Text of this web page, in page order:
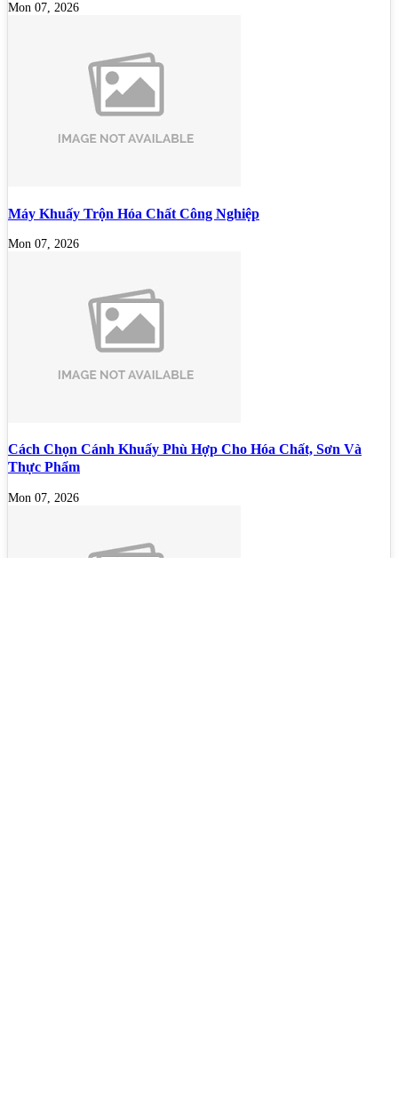
Mon 07, 2026
Máy Khuấy Trộn Hóa Chất Công Nghiệp
Mon 07, 2026
Cách Chọn Cánh Khuấy Phù Hợp Cho Hóa Chất, Sơn Và
Thực Phẩm
Mon 07, 2026